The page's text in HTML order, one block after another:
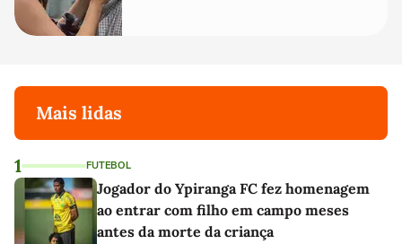
Mais lidas
1 FUTEBOL
Jogador do Ypiranga FC fez homenagem
ao entrar com filho em campo meses
antes da morte da criança